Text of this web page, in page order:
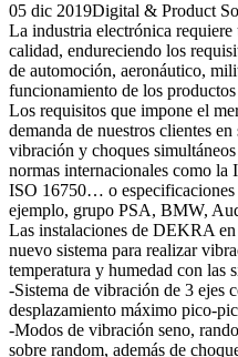
05 dic 2019Digital & Product
La industria electrónica
calidad, endureciendo los
de automoción, aeronáutico,
funcionamiento de los
Los requisitos que impone el
demanda de nuestros clientes
vibración y choques
normas internacionales como
ISO 16750… o especificaciones
ejemplo, grupo PSA, BMW,
Las instalaciones de DEKRA
nuevo sistema para realizar
temperatura y humedad con las
-Sistema de vibración de 3 ejes
desplazamiento máximo pico-
-Modos de vibración seno,
sobre random, además de